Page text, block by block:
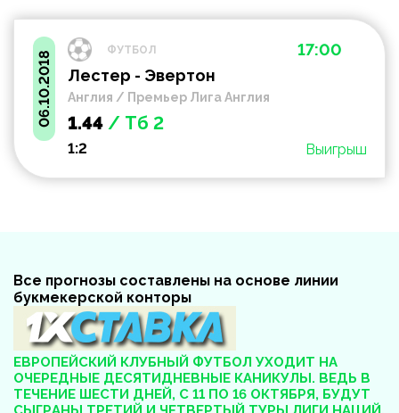
ФУТБОЛ
06.10.2018
17:00
Лестер - Эвертон
Англия / Премьер Лига Англия
1.44/ Тб 2
1:2 Выигрыш
Все прогнозы составлены на основе линии
букмекерской конторы
ЕВРОПЕЙСКИЙ КЛУБНЫЙ ФУТБОЛ УХОДИТ НА
ОЧЕРЕДНЫЕ ДЕСЯТИДНЕВНЫЕ КАНИКУЛЫ. ВЕДЬ В
ТЕЧЕНИЕ ШЕСТИ ДНЕЙ, С 11 ПО 16 ОКТЯБРЯ, БУДУТ